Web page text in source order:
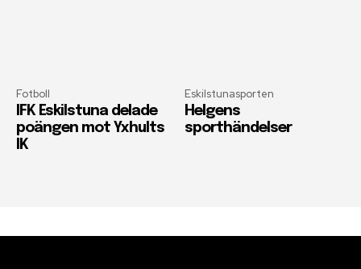
Fotboll
IFK Eskilstuna delade
poängen mot Yxhults
IK
Eskilstunasporten
Helgens
sporthändelser